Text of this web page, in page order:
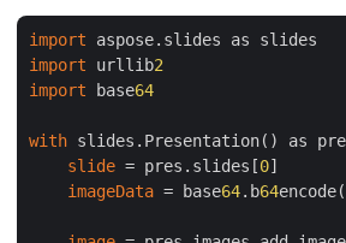
import
import urllib2
import base64
with slides.Presentation() as
slide = pres.slides[0]
imageData = base64.b64